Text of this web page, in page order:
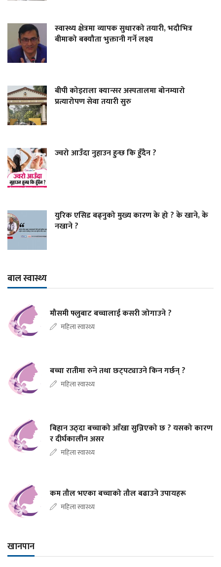
स्वास्थ्य क्षेत्रमा व्यापक सुधारको तयारी, भदौभित्र
बीमाको बक्यौता भुक्तानी गर्ने लक्ष्य
बीपी कोइराला क्यान्सर अस्पतालमा बोनम्यारो
प्रत्यारोपण सेवा तयारी सुरु
ज्वरो आउँदा नुहाउन हुन्छ कि हुँदैन ?
युरिक एसिड बढ्नुको मुख्य कारण के हो ? के खाने, के
नखाने ?
बाल स्वास्थ्य
मौसमी फ्लुबाट बच्चालाई कसरी जोगाउने ?
महिला स्वास्थ्य
बच्चा रातीमा रुने तथा छट्पट्याउने किन गर्छन् ?
महिला स्वास्थ्य
बिहान उठ्दा बच्चाको आँखा सुन्निएको छ ? यसको कारण
र दीर्घकालीन असर
महिला स्वास्थ्य
कम तौल भएका बच्चाको तौल बढाउने उपायहरू
महिला स्वास्थ्य
खानपान